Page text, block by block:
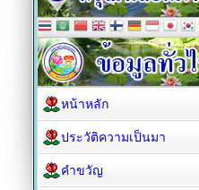
หน้าหลัก
ประวัติความเป็นมา
คำขวัญ